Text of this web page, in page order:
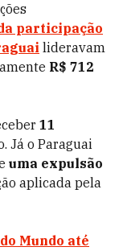
participação
lideravam
R$ 712
11
Já o Paraguai
uma expulsão
aplicada pela
Mundo até